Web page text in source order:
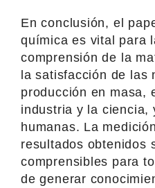
En conclusión, el
química es vital para
comprensión de la
la satisfacción de las
producción en masa,
industria y la ciencia,
humanas. La
resultados obtenidos
comprensibles para
de generar